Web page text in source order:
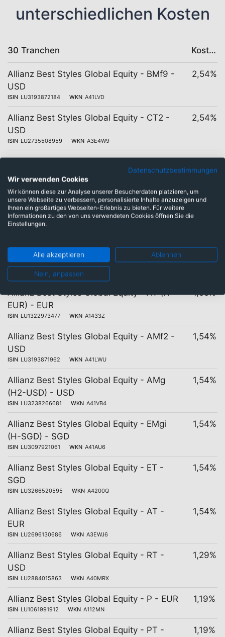
unterschiedlichen Kosten
30 Tranchen Kosten
Allianz Best Styles Global Equity - BMf9 -
USD
ISIN LU3193872184 WKN A41LVD
2,54%
Allianz Best Styles Global Equity - CT2 -
USD
ISIN LU2735508959 WKN A3E4W9
2,54%
EUR
Allianz Best Styles Global Equity - AT -
USD
ISIN LU2710823126
1,79%
Allianz Best Styles Global Equity - ET (H2-
SGD) - SGD
LU1914381329 WKN
1,79%
Allianz Best Styles Global Equity - AT (H-
EUR) - EUR
ISIN LU1322973477 WKN A1433Z
1,55%
Allianz Best Styles Global Equity - AMf2 -
USD
ISIN LU3193871962 WKN A41LWU
1,54%
Allianz Best Styles Global Equity - AMg
(H2-USD) - USD
ISIN LU3238266681 WKN A41VB4
1,54%
Allianz Best Styles Global Equity - EMgi
(H-SGD) - SGD
ISIN LU3097921061 WKN A41AU6
1,54%
Allianz Best Styles Global Equity - ET -
SGD
ISIN LU3266520595 WKN A4200Q
1,54%
Allianz Best Styles Global Equity - AT -
EUR
ISIN LU2696130686 WKN A3EWJ6
1,54%
Allianz Best Styles Global Equity - RT -
USD
ISIN LU2884015863 WKN A40MRX
1,29%
Allianz Best Styles Global Equity - P - EUR
ISIN LU1061991912 WKN A112MN
1,19%
Allianz Best Styles Global Equity - PT -
1,19%
Datenschutzbestimmungen
Wir verwenden Cookies
Wir können diese zur Analyse unserer Besucherdaten platzieren, um
unsere Webseite zu verbessern, personalisierte Inhalte anzuzeigen und
Ihnen ein großartiges Webseiten-Erlebnis zu bieten. Für weitere
Informationen zu den von uns verwendeten Cookies öffnen Sie die
Einstellungen.
Alle akzeptieren Ablehnen
Nein, anpassen